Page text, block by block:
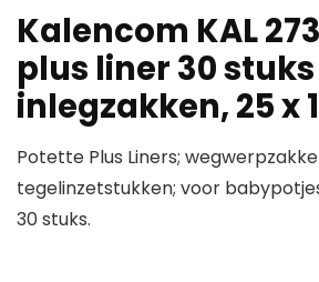
Kalencom KAL
plus liner 30 stuks
inlegzakken, 25 x
Potette Plus Liners;
tegelinzetstukken; voor
30 stuks.